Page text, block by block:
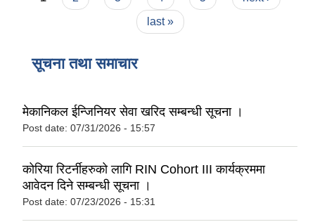
last »
सूचना तथा समाचार
मेकानिकल ईन्जिनियर सेवा खरिद सम्बन्धी सूचना ।
Post date: 07/31/2026 - 15:57
कोरिया रिटर्नीहरुको लागि RIN Cohort III कार्यक्रममा
आवेदन दिने सम्बन्धी सूचना ।
Post date: 07/23/2026 - 15:31